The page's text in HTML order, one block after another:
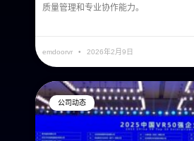
质量管理和专业协作能力。
emdoorvr 2026年2月9日
公司动态